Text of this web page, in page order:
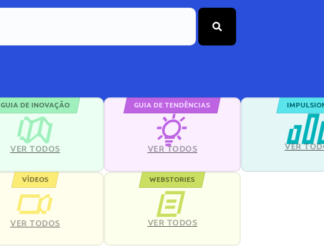
GUIA DE INOVAÇÃO
VER TODOS
GUIA DE TENDÊNCIAS
VER TODOS VER
VÍDEOS
VER TODOS
WEBSTORIES
VER TODOS